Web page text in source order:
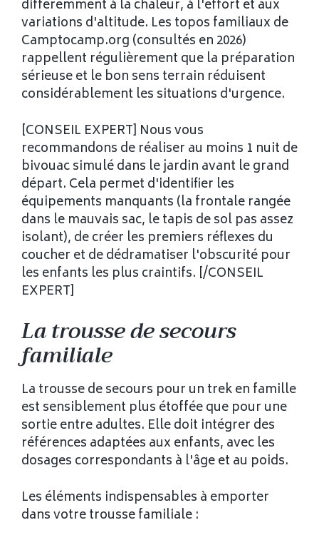
différemment à la chaleur, à l'effort et aux
variations d'altitude. Les topos familiaux de
Camptocamp.org (consultés en 2026)
rappellent régulièrement que la préparation
sérieuse et le bon sens terrain réduisent
considérablement les situations d'urgence.
[CONSEIL EXPERT] Nous vous
recommandons de réaliser au moins 1 nuit de
bivouac simulé dans le jardin avant le grand
départ. Cela permet d'identifier les
équipements manquants (la frontale rangée
dans le mauvais sac, le tapis de sol pas assez
isolant), de créer les premiers réflexes du
coucher et de dédramatiser l'obscurité pour
les enfants les plus craintifs. [/CONSEIL
EXPERT]
La trousse de secours
familiale
La trousse de secours pour un trek en famille
est sensiblement plus étoffée que pour une
sortie entre adultes. Elle doit intégrer des
références adaptées aux enfants, avec les
dosages correspondants à l'âge et au poids.
Les éléments indispensables à emporter
dans votre trousse familiale :